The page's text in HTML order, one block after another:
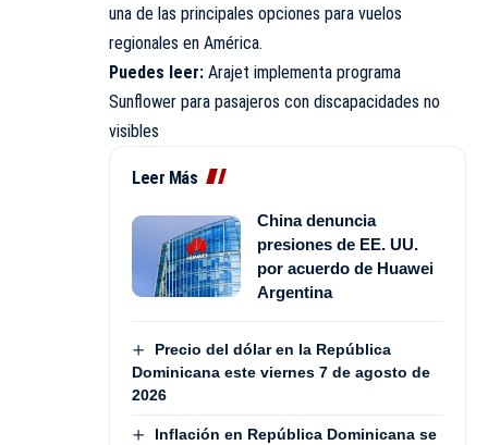
una de las principales opciones para vuelos
regionales en América.
Puedes leer: Arajet implementa programa
Sunflower para pasajeros con discapacidades no
visibles
Leer Más
China denuncia
presiones de EE. UU.
por acuerdo de Huawei
Argentina
Precio del dólar en la República
Dominicana este viernes 7 de agosto de
2026
Inflación en República Dominicana se